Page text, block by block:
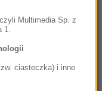
Multimedia Sp. z
ciasteczka) i inne